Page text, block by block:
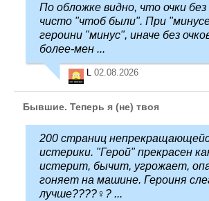
По обложке видно, что очки
чисто "чтоб были". При
героини "минус", иначе без
более-мен ...
02.08.2026
Бывшие. Теперь я (не) твоя
200 страниц
истерики. "Герой" прекрасен
истерит, бычит, угрожает,
гоняет на машине. Героиня
лучше????‍♀️? ...